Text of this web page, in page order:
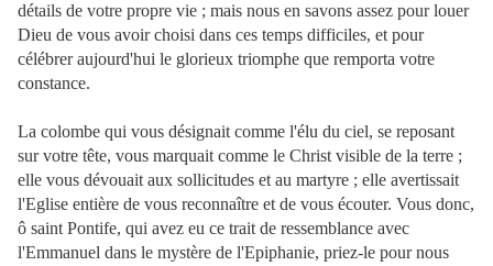
détails de votre propre vie ; mais nous en savons assez pour louer
Dieu de vous avoir choisi dans ces temps difficiles, et pour
célébrer aujourd'hui le glorieux triomphe que remporta votre
constance.
La colombe qui vous désignait comme l'élu du ciel, se reposant
sur votre tête, vous marquait comme le Christ visible de la terre ;
elle vous dévouait aux sollicitudes et au martyre ; elle avertissait
l'Eglise entière de vous reconnaître et de vous écouter. Vous donc,
ô saint Pontife, qui avez eu ce trait de ressemblance avec
l'Emmanuel dans le mystère de l'Epiphanie, priez-le pour nous